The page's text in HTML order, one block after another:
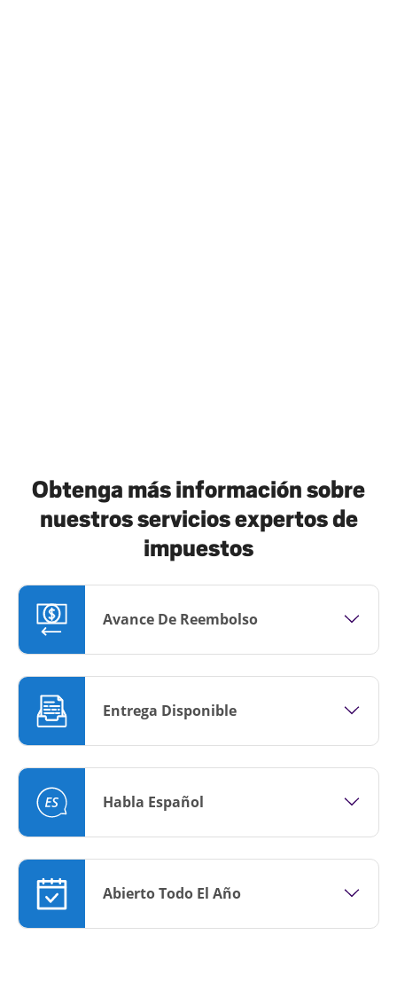
Obtenga más información sobre
nuestros servicios expertos de
impuestos
Avance De Reembolso
Entrega Disponible
Habla Español
Abierto Todo El Año